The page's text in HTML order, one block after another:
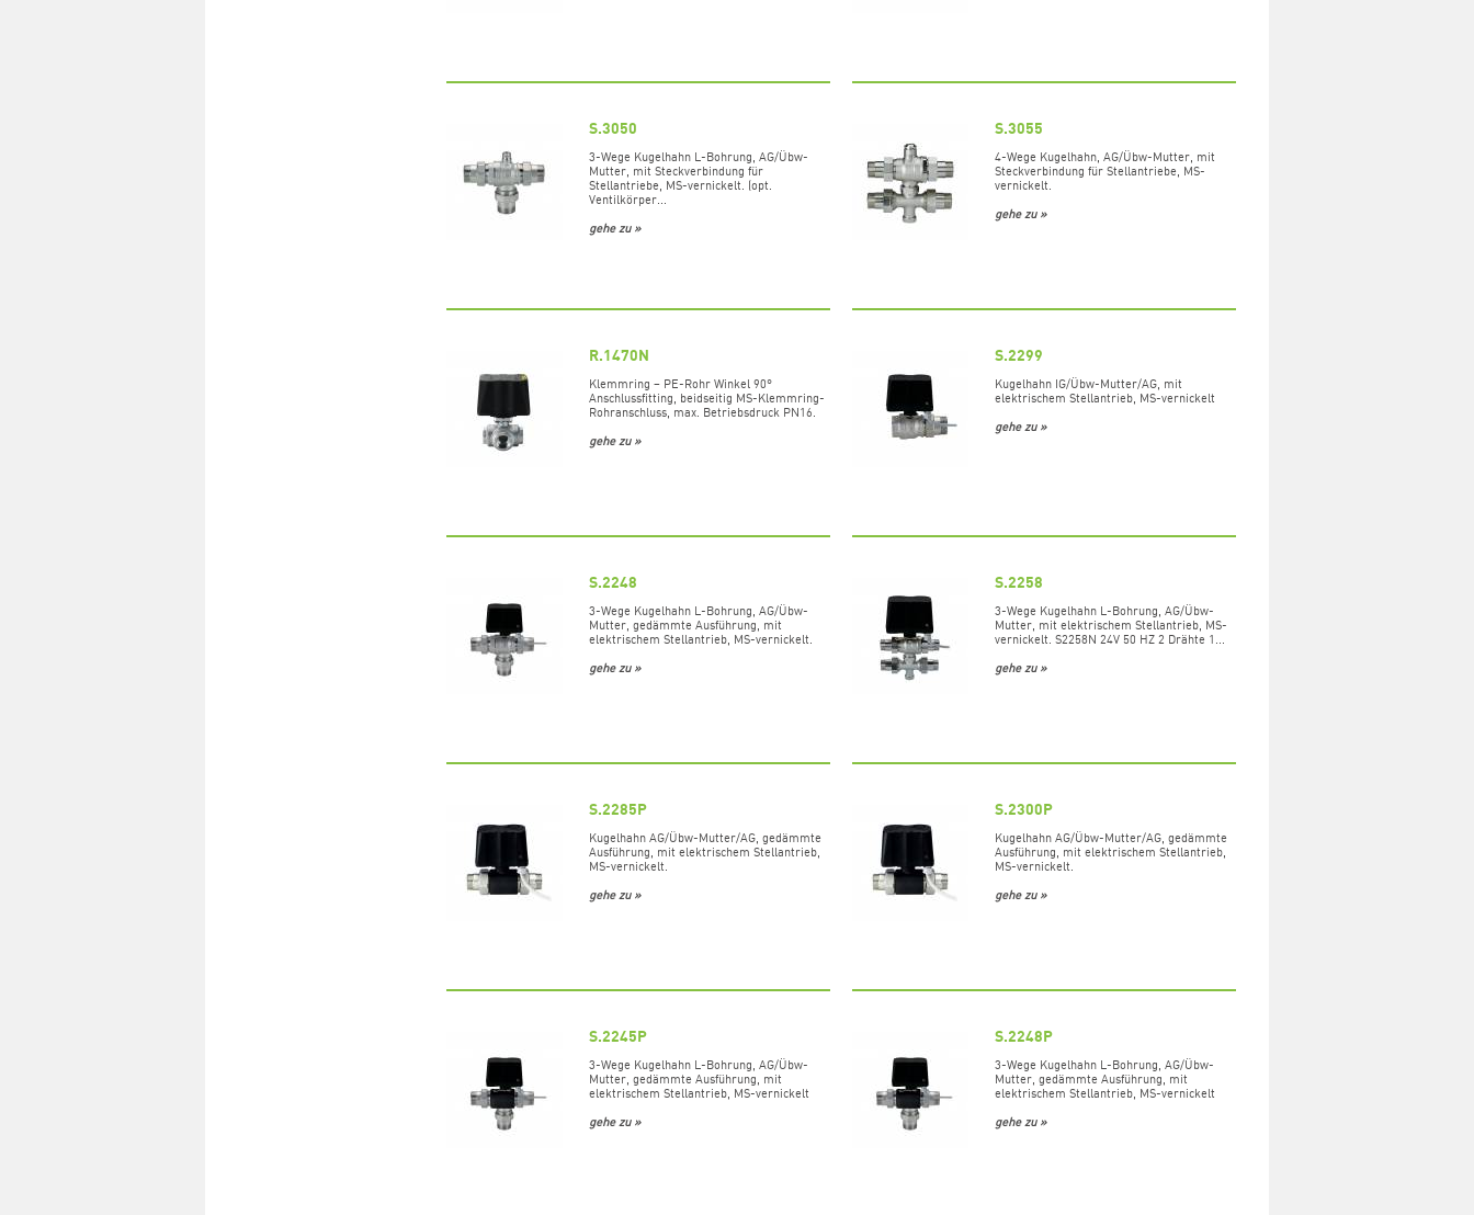
S.3050
3-Wege Kugelhahn L-Bohrung, AG/Übw-
Mutter, mit Steckverbindung für
Stellantriebe, MS-vernickelt. (opt.
Ventilkörper...
gehe zu »
S.3055
4-Wege Kugelhahn, AG/Übw-Mutter, mit
Steckverbindung für Stellantriebe, MS-
vernickelt.
gehe zu »
R.1470N
Klemmring – PE-Rohr Winkel 90°
Anschlussfitting, beidseitig MS-Klemmring-
Rohranschluss, max. Betriebsdruck PN16.
gehe zu »
S.2299
Kugelhahn IG/Übw-Mutter/AG, mit
elektrischem Stellantrieb, MS-vernickelt
gehe zu »
S.2248
3-Wege Kugelhahn L-Bohrung, AG/Übw-
Mutter, gedämmte Ausführung, mit
elektrischem Stellantrieb, MS-vernickelt.
gehe zu »
S.2258
3-Wege Kugelhahn L-Bohrung, AG/Übw-
Mutter, mit elektrischem Stellantrieb, MS-
vernickelt. S2258N 24V 50 HZ 2 Drähte 1...
gehe zu »
S.2285P
Kugelhahn AG/Übw-Mutter/AG, gedämmte
Ausführung, mit elektrischem Stellantrieb,
MS-vernickelt.
gehe zu »
S.2300P
Kugelhahn AG/Übw-Mutter/AG, gedämmte
Ausführung, mit elektrischem Stellantrieb,
MS-vernickelt.
gehe zu »
S.2245P
3-Wege Kugelhahn L-Bohrung, AG/Übw-
Mutter, gedämmte Ausführung, mit
elektrischem Stellantrieb, MS-vernickelt
gehe zu »
S.2248P
3-Wege Kugelhahn L-Bohrung, AG/Übw-
Mutter, gedämmte Ausführung, mit
elektrischem Stellantrieb, MS-vernickelt
gehe zu »